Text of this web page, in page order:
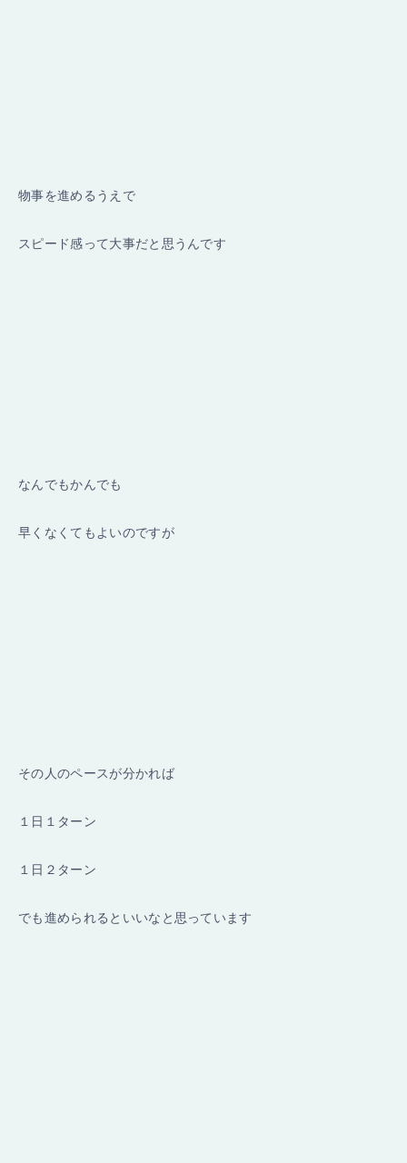
物事を進めるうえで
スピード感って大事だと思うんです
なんでもかんでも
早くなくてもよいのですが
その人のペースが分かれば
１日１ターン
１日２ターン
でも進められるといいなと思っています